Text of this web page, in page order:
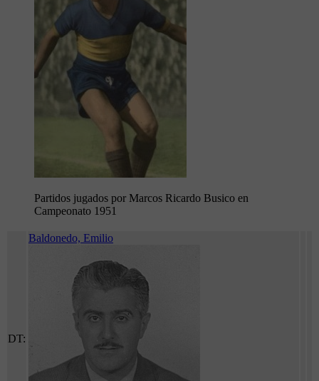
Partidos jugados por Marcos Ricardo Busico en
Campeonato 1951
DT:
Baldonedo, Emilio